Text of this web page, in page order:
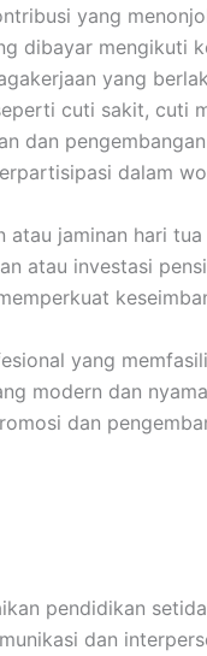
yang
dibayar mengikuti
yang
cuti sakit, cuti
dan
dalam
atau jaminan hari
atau investasi
yang
modern dan
dan
pendidikan
dan